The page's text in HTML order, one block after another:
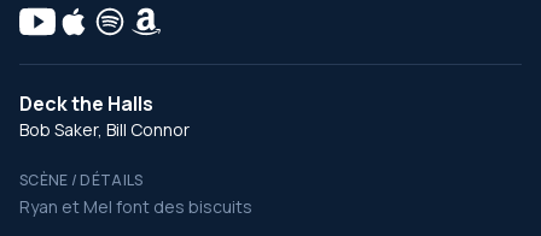
Deck the Halls
Bob Saker, Bill Connor
SCÈNE / DÉTAILS
Ryan et Mel font des biscuits